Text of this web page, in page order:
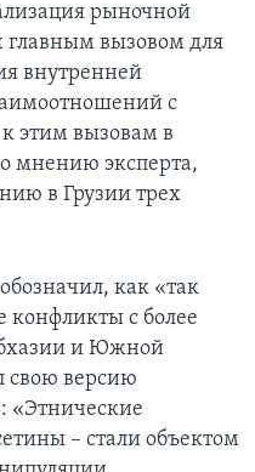
рыночной
главным вызовом для
внутренней
с
этим вызовам в
мнению эксперта,
в Грузии трех
как «так
с более
и Южной
свою версию
«Этнические
– стали объектом